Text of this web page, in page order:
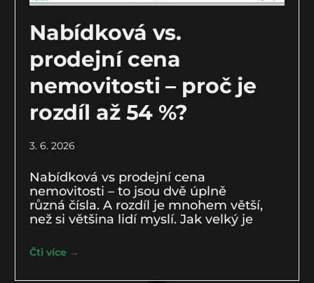
Nabídková vs.
prodejní cena
nemovitosti – proč je
rozdíl až 54 %?
3. 6. 2026
Nabídková vs prodejní cena
nemovitosti – to jsou dvě úplně
různá čísla. A rozdíl je mnohem větší,
než si většina lidí myslí. Jak velký je